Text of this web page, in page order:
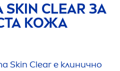
SKIN CLEAR ЗА
КОЖА
Skin Clear е клинично